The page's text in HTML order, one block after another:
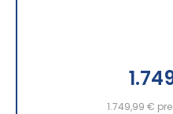
1.749,99 €